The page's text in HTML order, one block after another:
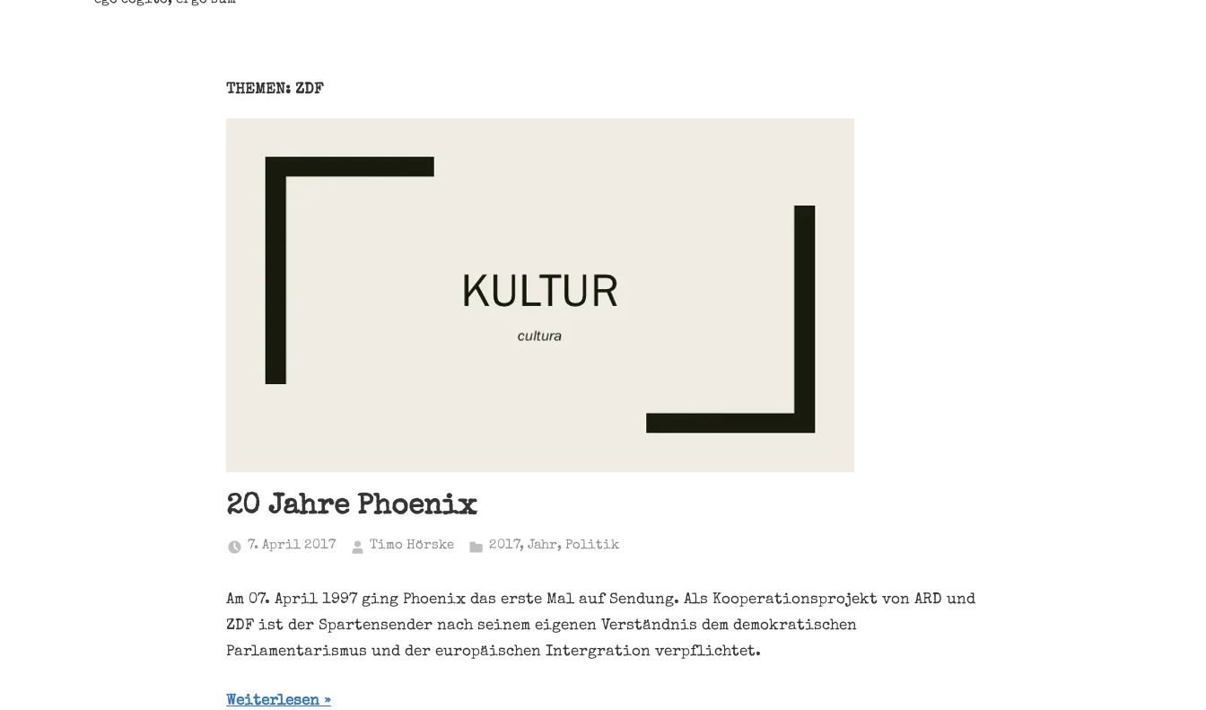
THEMEN: ZDF
20 Jahre Phoenix
7. April 2017 Timo Hörske 2017, Jahr, Politik
Am 07. April 1997 ging Phoenix das erste Mal auf Sendung. Als Kooperationsprojekt von ARD und
ZDF ist der Spartensender nach seinem eigenen Verständnis dem demokratischen
Parlamentarismus und der europäischen Intergration verpflichtet.
Weiterlesen